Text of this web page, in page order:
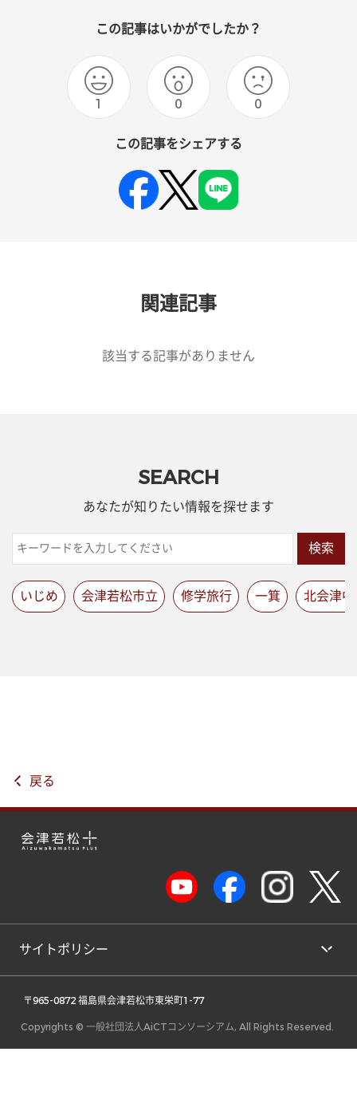
この記事はいかがでしたか？
1 0 0
この記事をシェアする
関連記事
該当する記事がありません
SEARCH
あなたが知りたい情報を探せます
検索
いじめ 会津若松市立 修学旅行 一箕 北会津中
戻る
サイトポリシー
〒965-0872 福島県会津若松市東栄町1-77
Copyrights © 一般社団法人AiCTコンソーシアム, All Rights Reserved.